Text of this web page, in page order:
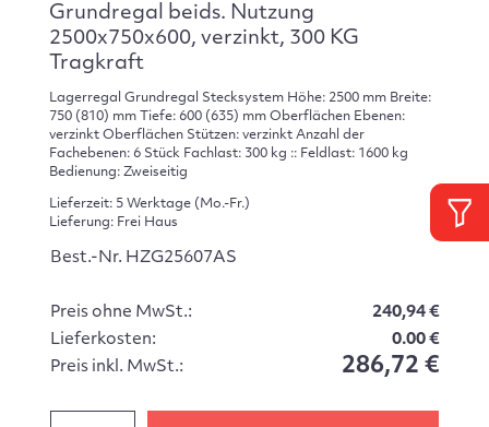
Grundregal beids. Nutzung
2500x750x600, verzinkt, 300 KG
Tragkraft
Lagerregal Grundregal Stecksystem Höhe: 2500 mm Breite:
750 (810) mm Tiefe: 600 (635) mm Oberflächen Ebenen:
verzinkt Oberflächen Stützen: verzinkt Anzahl der
Fachebenen: 6 Stück Fachlast: 300 kg :: Feldlast: 1600 kg
Bedienung: Zweiseitig
Lieferzeit: 5 Werktage (Mo.-Fr.)
Lieferung: Frei Haus
Best.-Nr. HZG25607AS
Preis ohne MwSt.:
240,94 €
Lieferkosten:
0.00 €
Preis inkl. MwSt.:
286,72 €